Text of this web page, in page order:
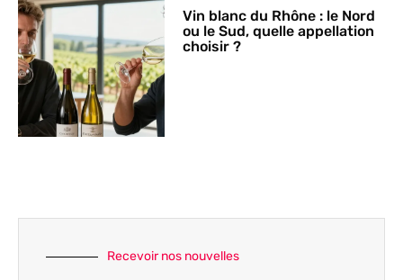
Vin blanc du Rhône : le Nord
ou le Sud, quelle appellation
choisir ?
Recevoir nos nouvelles